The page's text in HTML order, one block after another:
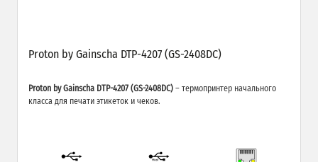
Proton by Gainscha DTP-4207 (GS-2408DC)
Proton by Gainscha DTP-4207 (GS-2408DC) – термопринтер начального
класса для печати этикеток и чеков.